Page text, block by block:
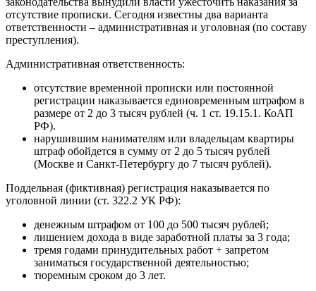
отсутствие прописки. Сегодня известны два варианта
ответственности – административная и уголовная (по составу
преступления).
Административная ответственность:
отсутствие временной прописки или постоянной
регистрации наказывается единовременным штрафом в
размере от 2 до 3 тысяч рублей (ч. 1 ст. 19.15.1. КоАП
РФ).
нарушившим нанимателям или владельцам квартиры
штраф обойдется в сумму от 2 до 5 тысяч рублей
(Москве и Санкт-Петербургу до 7 тысяч рублей).
Поддельная (фиктивная) регистрация наказывается по
уголовной линии (ст. 322.2 УК РФ):
денежным штрафом от 100 до 500 тысяч рублей;
лишением дохода в виде заработной платы за 3 года;
тремя годами принудительных работ + запретом
заниматься государственной деятельностью;
тюремным сроком до 3 лет.